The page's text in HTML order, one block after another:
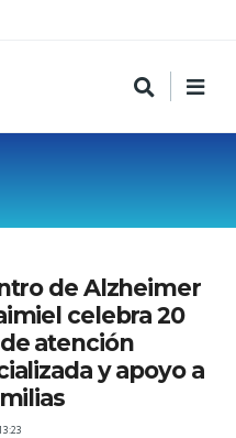
de Alzheimer
celebra 20
atención
y apoyo a